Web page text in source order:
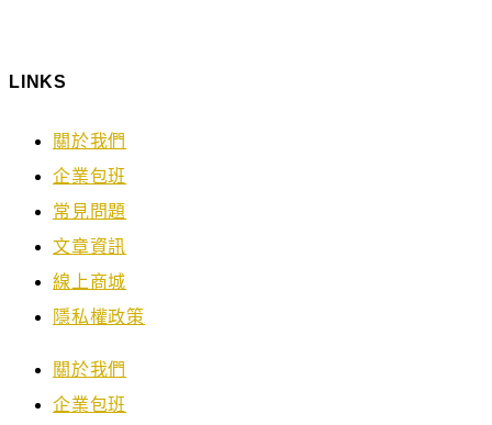
LINKS
關於我們
企業包班
常見問題
文章資訊
線上商城
隱私權政策
關於我們
企業包班